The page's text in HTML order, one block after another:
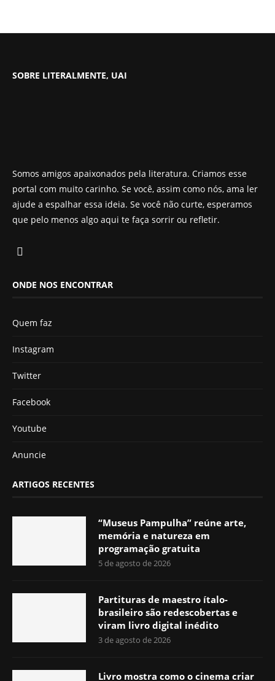
SOBRE LITERALMENTE, UAI
Somos amigos apaixonados pela literatura. Criamos esse
portal com muito carinho. Se você, assim como nós, ama ler
ajude a espalhar essa ideia. Se você não curte, esperamos
que pelo menos algo aqui te faça sorrir ou refletir.
ONDE NOS ENCONTRAR
Quem faz
Instagram
Twitter
Facebook
Youtube
Anuncie
ARTIGOS RECENTES
“Museus Pampulha” reúne arte,
memória e natureza em
programação gratuita
5 de agosto de 2026
Partituras de maestro ítalo-
brasileiro são redescobertas e
viram livro digital inédito
3 de agosto de 2026
Livro mostra como o cinema criar